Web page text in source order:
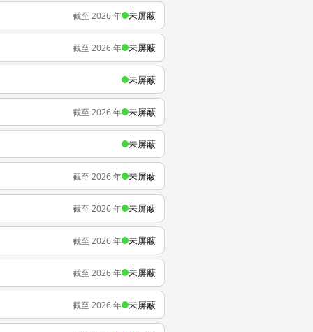
截至 2026 年 未屏蔽
截至 2026 年 未屏蔽
未屏蔽
截至 2026 年 未屏蔽
未屏蔽
截至 2026 年 未屏蔽
截至 2026 年 未屏蔽
截至 2026 年 未屏蔽
截至 2026 年 未屏蔽
截至 2026 年 未屏蔽